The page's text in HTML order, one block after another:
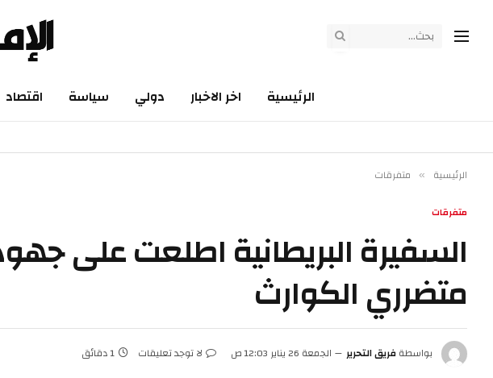
الرئيسية اخر الاخبار دولي سياسة اقتصاد
الرئيسية » متفرقات
متفرقات
السفيرة البريطانية اطلعت على
متضرري الكوارث
بواسطةفريق التحرير الجمعة 26 يناير 12:03 ص لا توجد تعليقات 1 دقائق